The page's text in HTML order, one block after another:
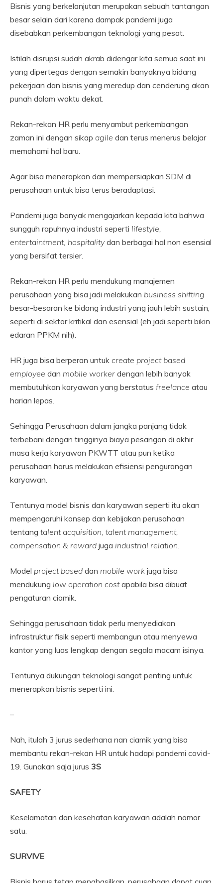
Bisnis yang berkelanjutan merupakan sebuah tantangan
besar selain dari karena dampak pandemi juga
disebabkan perkembangan teknologi yang pesat.
Istilah disrupsi sudah akrab didengar kita semua saat ini
yang dipertegas dengan semakin banyaknya bidang
pekerjaan dan bisnis yang meredup dan cenderung akan
punah dalam waktu dekat.
Rekan-rekan HR perlu menyambut perkembangan
zaman ini dengan sikap agile dan terus menerus belajar
memahami hal baru.
Agar bisa menerapkan dan mempersiapkan SDM di
perusahaan untuk bisa terus beradaptasi.
Pandemi juga banyak mengajarkan kepada kita bahwa
sungguh rapuhnya industri seperti lifestyle,
entertaintment, hospitalitydan berbagai hal non esensial
yang bersifat tersier.
Rekan-rekan HR perlu mendukung manajemen
perusahaan yang bisa jadi melakukan business shifting
besar-besaran ke bidang industri yang jauh lebih sustain,
seperti di sektor kritikal dan esensial (eh jadi seperti bikin
edaran PPKM nih).
HR juga bisa berperan untuk create project based
employee dan mobile worker dengan lebih banyak
membutuhkan karyawan yang berstatus freelance atau
harian lepas.
Sehingga Perusahaan dalam jangka panjang tidak
terbebani dengan tingginya biaya pesangon di akhir
masa kerja karyawan PKWTT atau pun ketika
perusahaan harus melakukan efisiensi pengurangan
karyawan.
Tentunya model bisnis dan karyawan seperti itu akan
mempengaruhi konsep dan kebijakan perusahaan
tentang talent acquisition, talent management,
compensation & reward juga industrial relation.
Model project based dan mobile work juga bisa
mendukung low operation costapabila bisa dibuat
pengaturan ciamik.
Sehingga perusahaan tidak perlu menyediakan
infrastruktur fisik seperti membangun atau menyewa
kantor yang luas lengkap dengan segala macam isinya.
Tentunya dukungan teknologi sangat penting untuk
menerapkan bisnis seperti ini.
–
Nah, itulah 3 jurus sederhana nan ciamik yang bisa
membantu rekan-rekan HR untuk hadapi pandemi covid-
19. Gunakan saja jurus 3S
SAFETY
Keselamatan dan kesehatan karyawan adalah nomor
satu.
SURVIVE